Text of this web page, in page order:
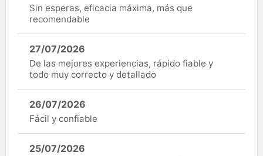
Sin esperas, eficacia máxima, más que
recomendable
27/07/2026
De las mejores experiencias, rápido fiable y
todo muy correcto y detallado
26/07/2026
Fácil y confiable
25/07/2026